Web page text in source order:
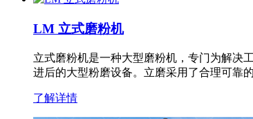
LM 立式磨粉机
立式磨粉机是一种大型磨粉机，专门为解决
进后的大型粉磨设备。立磨采用了合理可靠
了解详情